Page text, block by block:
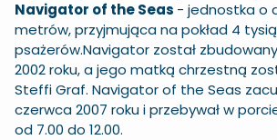
Navigator of the Seas - jednostka o
metrów, przyjmująca na pokład 4
psażerów.Navigator został
2002 roku, a jego matką chrzestną
Steffi Graf. Navigator of the Seas
czerwca 2007 roku i przebywał w
od 7.00 do 12.00.